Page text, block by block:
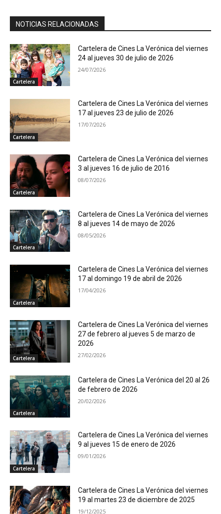
NOTICIAS RELACIONADAS
Cartelera
Cartelera de Cines La Verónica del viernes
24 al jueves 30 de julio de 2026
24/07/2026
Cartelera
Cartelera de Cines La Verónica del viernes
17 al jueves 23 de julio de 2026
17/07/2026
Cartelera
Cartelera de Cines La Verónica del viernes
3 al jueves 16 de julio de 2016
08/07/2026
Cartelera
Cartelera de Cines La Verónica del viernes
8 al jueves 14 de mayo de 2026
08/05/2026
Cartelera
Cartelera de Cines La Verónica del viernes
17 al domingo 19 de abril de 2026
17/04/2026
Cartelera
Cartelera de Cines La Verónica del viernes
27 de febrero al jueves 5 de marzo de
2026
27/02/2026
Cartelera
Cartelera de Cines La Verónica del 20 al 26
de febrero de 2026
20/02/2026
Cartelera
Cartelera de Cines La Verónica del viernes
9 al jueves 15 de enero de 2026
09/01/2026
Cartelera de Cines La Verónica del viernes
19 al martes 23 de diciembre de 2025
19/12/2025